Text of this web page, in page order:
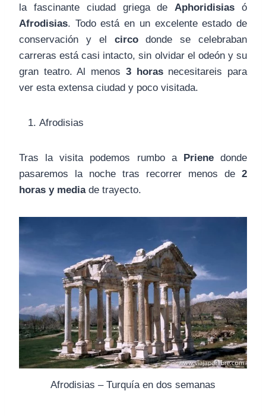
la fascinante ciudad griega de Aphoridisias ó
Afrodisias. Todo está en un excelente estado de
conservación y el circodonde se celebraban
carreras está casi intacto, sin olvidar el odeón y su
gran teatro. Al menos 3 horasnecesitareis para
ver esta extensa ciudad y poco visitada.
Afrodisias
Tras la visita podemos rumbo a Prienedonde
pasaremos la noche tras recorrer menos de 2
horas y mediade trayecto.
Afrodisias – Turquía en dos semanas